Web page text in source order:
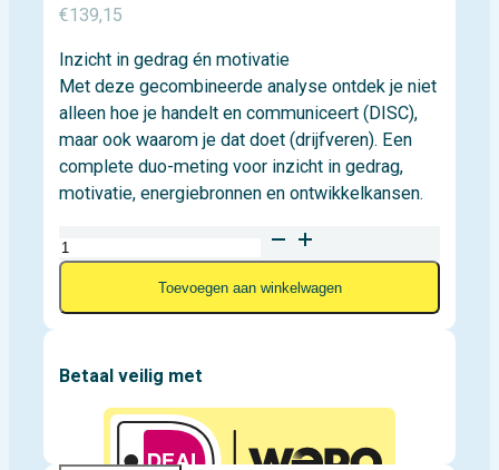
€139,15
Inzicht in gedrag én motivatie
Met deze gecombineerde analyse ontdek je niet
alleen hoe je handelt en communiceert (DISC),
maar ook waarom je dat doet (drijfveren). Een
complete duo-meting voor inzicht in gedrag,
motivatie, energiebronnen en ontwikkelkansen.
DISC
+
analyse
Toevoegen aan winkelwagen
Betaal veilig met